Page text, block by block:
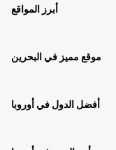
أبرز المواقع
موقع مميز في البحرين
أفضل الدول في أوروبا